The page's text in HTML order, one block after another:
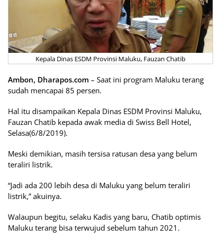
Kepala Dinas ESDM Provinsi Maluku, Fauzan Chatib
Ambon, Dharapos.com – Saat ini program Maluku terang
sudah mencapai 85 persen.
Hal itu disampaikan Kepala Dinas ESDM Provinsi Maluku,
Fauzan Chatib kepada awak media di Swiss Bell Hotel,
Selasa(6/8/2019).
Meski demikian, masih tersisa ratusan desa yang belum
teraliri listrik.
“Jadi ada 200 lebih desa di Maluku yang belum teraliri
listrik,” akuinya.
Walaupun begitu, selaku Kadis yang baru, Chatib optimis
Maluku terang bisa terwujud sebelum tahun 2021.